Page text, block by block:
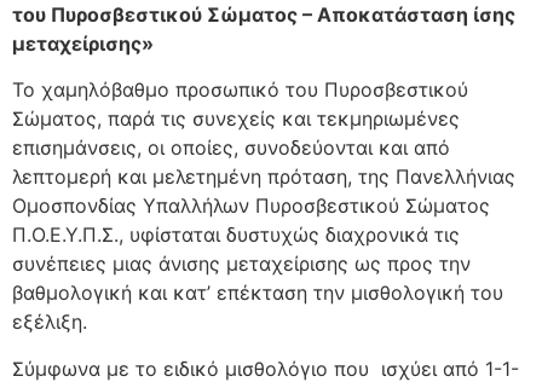
του Πυροσβεστικού Σώματος – Αποκατάσταση ίσης
μεταχείρισης»
Το χαμηλόβαθμο προσωπικό του Πυροσβεστικού
Σώματος, παρά τις συνεχείς και τεκμηριωμένες
επισημάνσεις, οι οποίες, συνοδεύονται και από
λεπτομερή και μελετημένη πρόταση, της Πανελλήνιας
Ομοσπονδίας Υπαλλήλων Πυροσβεστικού Σώματος
Π.Ο.Ε.Υ.Π.Σ., υφίσταται δυστυχώς διαχρονικά τις
συνέπειες μιας άνισης μεταχείρισης ως προς την
βαθμολογική και κατ’ επέκταση την μισθολογική του
εξέλιξη.
Σύμφωνα με το ειδικό μισθολόγιο που ισχύει από 1-1-